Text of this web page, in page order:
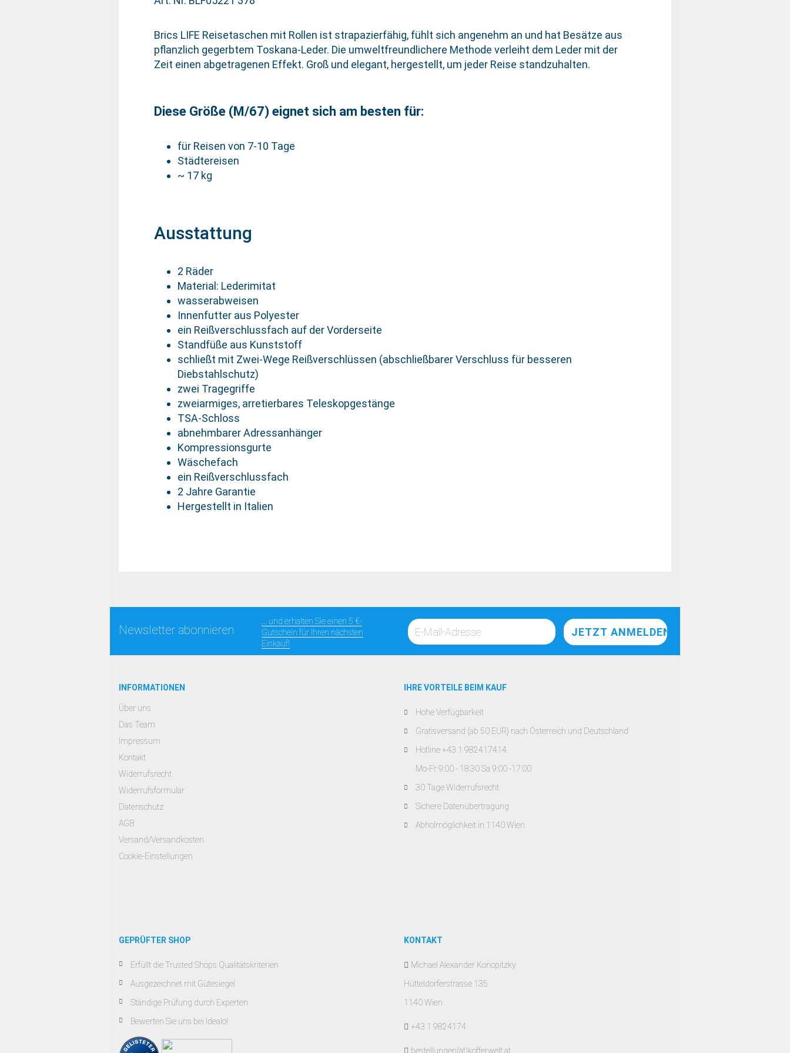
Brics LIFE Reisetaschen mit Rollen ist strapazierfähig, fühlt sich angenehm an und hat Besätze aus
pflanzlich gegerbtem Toskana-Leder. Die umweltfreundlichere Methode verleiht dem Leder mit der
Zeit einen abgetragenen Effekt. Groß und elegant, hergestellt, um jeder Reise standzuhalten.
Diese Größe (M/67) eignet sich am besten für:
für Reisen von 7-10 Tage
Städtereisen
~ 17 kg
Ausstattung
2 Räder
Material: Lederimitat
wasserabweisen
Innenfutter aus Polyester
ein Reißverschlussfach auf der Vorderseite
Standfüße aus Kunststoff
schließt mit Zwei-Wege Reißverschlüssen (abschließbarer Verschluss für besseren
Diebstahlschutz)
zwei Tragegriffe
zweiarmiges, arretierbares Teleskopgestänge
TSA-Schloss
abnehmbarer Adressanhänger
Kompressionsgurte
Wäschefach
ein Reißverschlussfach
2 Jahre Garantie
Hergestellt in Italien
Newsletter abonnieren
... und erhalten Sie einen 5 €-
Gutschein für Ihren nächsten
Einkauf!
INFORMATIONEN
Über uns
Das Team
Impressum
Kontakt
Widerrufsrecht
Widerrufsformular
Datenschutz
AGB
Versand/Versandkosten
Cookie-Einstellungen
IHRE VORTEILE BEIM KAUF
Hohe Verfügbarkeit
Gratisversand (ab 50 EUR) nach Österreich und Deutschland
Hotline +43 1 982417414
Mo-Fr 9:00 - 18:30 Sa 9:00 -17:00
30 Tage Widerrufsrecht
Sichere Datenübertragung
Abholmöglichkeit in 1140 Wien
GEPRÜFTER SHOP
Erfüllt die Trusted Shops Qualitätskriterien
Ausgezeichnet mit Gütesiegel
Ständige Prüfung durch Experten
Bewerten Sie uns bei Idealo!
KONTAKT
Michael Alexander Konopitzky
Hütteldorferstrasse 135
1140 Wien
+43 1 9824174
bestellungen(at)kofferwelt.at